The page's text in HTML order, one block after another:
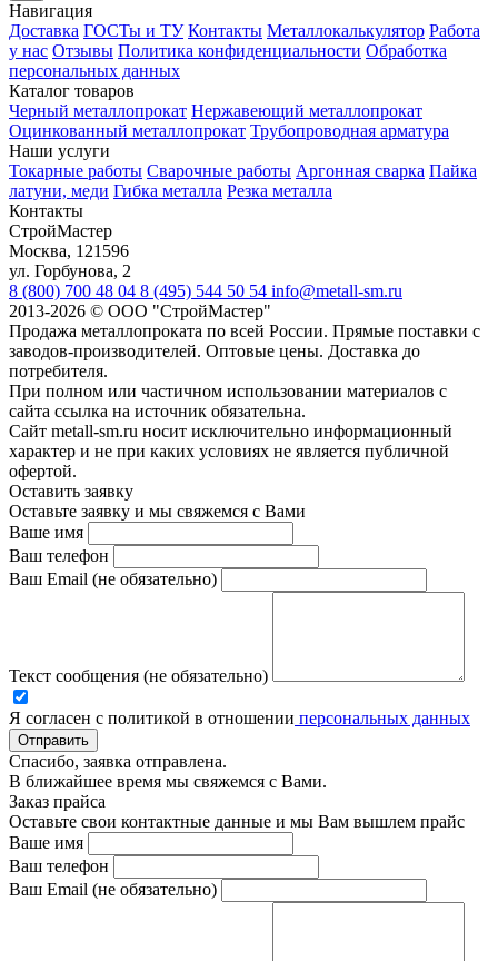
Навигация
Доставка ГОСТы и ТУ Контакты Металлокалькулятор Работа
у нас Отзывы Политика конфиденциальности Обработка
персональных данных
Каталог товаров
Черный металлопрокат Нержавеющий металлопрокат
Оцинкованный металлопрокат Трубопроводная арматура
Наши услуги
Токарные работы Сварочные работы Аргонная сварка Пайка
латуни, меди Гибка металла Резка металла
Контакты
СтройМастер
Москва, 121596
ул. Горбунова, 2
8 (800) 700 48 04 8 (495) 544 50 54 info@metall-sm.ru
2013-2026 © ООО "СтройМастер"
Продажа металлопроката по всей России. Прямые поставки с
заводов-производителей. Оптовые цены. Доставка до
потребителя.
При полном или частичном использовании материалов с
сайта ссылка на источник обязательна.
Сайт metall-sm.ru носит исключительно информационный
характер и не при каких условиях не является публичной
офертой.
Оставить заявку
Оставьте заявку и мы свяжемся с Вами
Ваше имя
Ваш телефон
Ваш Email (не обязательно)
Текст сообщения (не обязательно)
Я согласен с политикой в отношении персональных данных
Отправить
Спасибо, заявка отправлена.
В ближайшее время мы свяжемся с Вами.
Заказ прайса
Оставьте свои контактные данные и мы Вам вышлем прайс
Ваше имя
Ваш телефон
Ваш Email (не обязательно)